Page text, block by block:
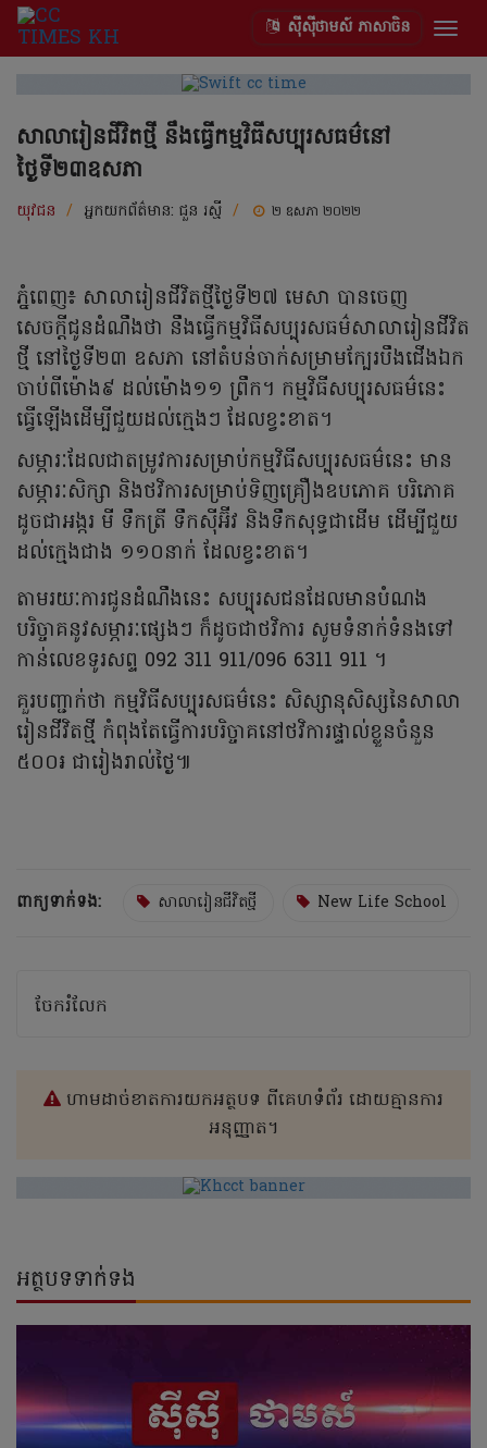
ស៊ីស៊ីថាមស៍ ភាសាចិន
សាលារៀនជីវិតថ្មី នឹងធ្វើកម្មវិធីសប្បុរសធម៌នៅ
ថ្ងៃទី២៣ឧសភា
យុវជន / អ្នកយកព័ត៌មាន: ជួន រស្មី / ២ ឧសភា ២០២២
ភ្នំពេញ៖ សាលារៀនជីវិតថ្មីថ្ងៃទី២៧ មេសា បានចេញ
សេចក្ដីជូនដំណឹងថា នឹងធ្វើកម្មវិធីសប្បុរសធម៌សាលារៀនជីវិត
ថ្មី នៅថ្ងៃទី២៣ ឧសភា នៅតំបន់ចាក់សម្រាមក្បែរបឹងជើងឯក
ចាប់ពីម៉ោង៩ ដល់ម៉ោង១១ ព្រឹក។ កម្មវិធីសប្បុរសធម៌នេះ
ធ្វើឡើងដើម្បីជួយដល់ក្មេងៗ ដែលខ្វះខាត។
សម្ភារៈដែលជាតម្រូវការសម្រាប់កម្មវិធីសប្បុរសធម៌នេះ មាន
សម្ភារៈសិក្សា និងថវិការសម្រាប់ទិញគ្រឿងឧបភោគ បរិភោគ
ដូចជាអង្ករ មី ទឹកត្រី ទឹកស៊ីអ៊ីវ និងទឹកសុទ្ធជាដើម ដើម្បីជួយ
ដល់ក្មេងជាង ១១០នាក់ ដែលខ្វះខាត។
តាមរយៈការជូនដំណឹងនេះ សប្បុរសជនដែលមានបំណង
បរិច្ចាគនូវសម្ភារៈផ្សេងៗ ក៏ដូចជាថវិការ សូមទំនាក់ទំនងទៅ
កាន់លេខទូរសព្ទ 092 311 911/096 6311 911 ។
គួរបញ្ជាក់ថា កម្មវិធីសប្បុរសធម៌នេះ សិស្សានុសិស្សនៃសាលា
រៀនជីវិតថ្មី កំពុងតែធ្វើការបរិច្ចាគនៅថវិការផ្ទាល់ខ្លួនចំនួន
៥០០៛ ជារៀងរាល់ថ្ងៃ៕
ពាក្យទាក់ទង: សាលារៀនជីវិតថ្មី New Life School
ចែករំលែក
ហាមដាច់ខាតការយកអត្ថបទ ពីគេហទំព័រ ដោយគ្មានការ
អនុញ្ញាត។
អត្ថបទទាក់ទង